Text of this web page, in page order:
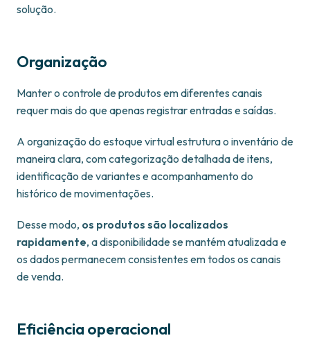
solução.
Organização
Manter o controle de produtos em diferentes canais
requer mais do que apenas registrar entradas e saídas.
A organização do estoque virtual estrutura o inventário de
maneira clara, com categorização detalhada de itens,
identificação de variantes e acompanhamento do
histórico de movimentações.
Desse modo, os produtos são localizados
rapidamente, a disponibilidade se mantém atualizada e
os dados permanecem consistentes em todos os canais
de venda.
Eficiência operacional